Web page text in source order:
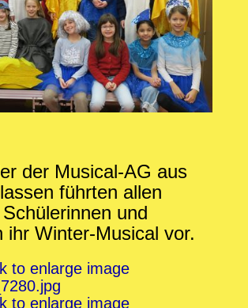
der Musical-AG aus
führten allen
und
ihr Winter-Musical vor.